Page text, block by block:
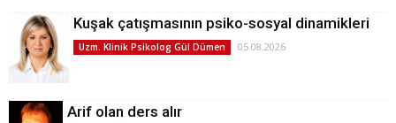
Kuşak çatışmasının psiko-sosyal dinamikleri
Uzm. Klinik Psikolog Gül Dümen 05.08.2026
Arif olan ders alır